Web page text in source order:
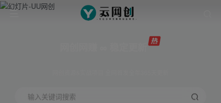
输入关键词搜索